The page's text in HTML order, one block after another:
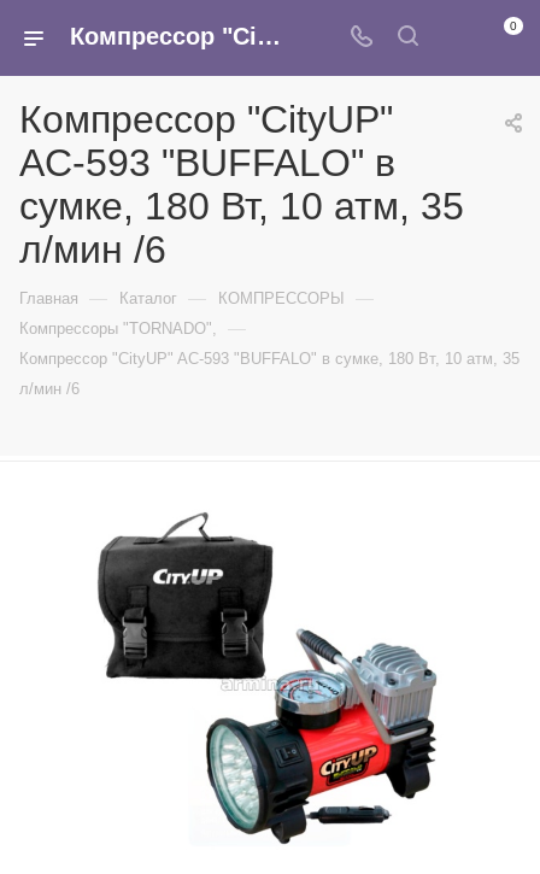
Компрессор "CityUP" AC-593 "BUFFALO" в сумке, 180 Вт, 10 атм, 35 л/мин /6 - купить в интернет-магазине Армина 0
Компрессор "CityUP"
AC-593 "BUFFALO" в
сумке, 180 Вт, 10 атм, 35
л/мин /6
Главная — Каталог — КОМПРЕССОРЫ —
Компрессоры "TORNADO", —
Компрессор "CityUP" AC-593 "BUFFALO" в сумке, 180 Вт, 10 атм, 35
л/мин /6